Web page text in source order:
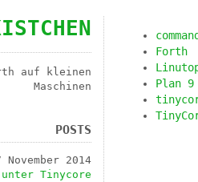
Forth
Plan 9
auf kleinen
Maschinen
POSTS
November 2014
unter Tinycore